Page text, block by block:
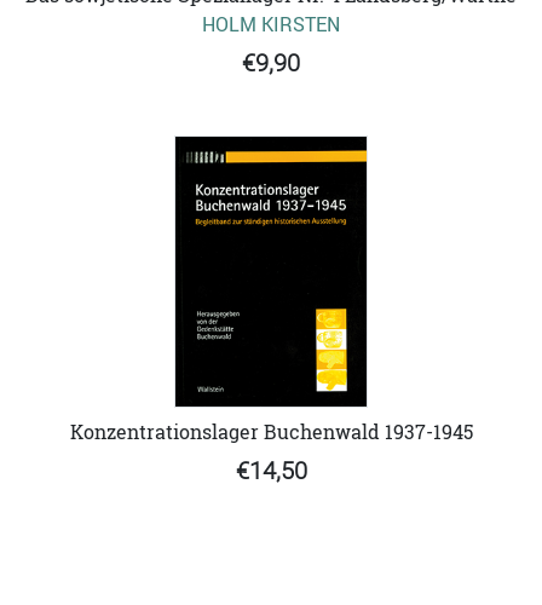
HOLM KIRSTEN
€9,90
Konzentrationslager Buchenwald 1937-1945
€14,50